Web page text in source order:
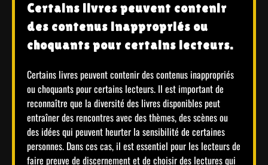
Certains livres peuvent contenir
des contenus inappropriés ou
choquants pour certains lecteurs.
Certains livres peuvent contenir des contenus inappropriés
ou choquants pour certains lecteurs. Il est important de
reconnaître que la diversité des livres disponibles peut
entraîner des rencontres avec des thèmes, des scènes ou
des idées qui peuvent heurter la sensibilité de certaines
personnes. Dans ces cas, il est essentiel pour les lecteurs de
faire preuve de discernement et de choisir des lectures qui